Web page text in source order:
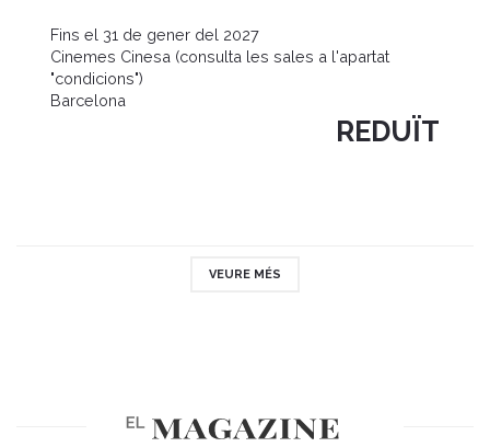
Fins el 31 de gener del 2027
Cinemes Cinesa (consulta les sales a l'apartat
"condicions")
Barcelona
REDUÏT
VEURE MÉS